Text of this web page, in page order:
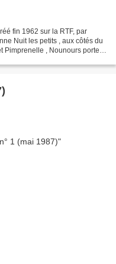
fin 1962 sur la RTF, par
Nuit les petits , aux côtés du
Pimprenelle , Nounours porte